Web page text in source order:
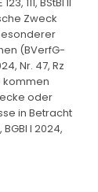
Zweck
(BVerfG-
Nr. 47, Rz
kommen
oder
in Betracht
I 2024,